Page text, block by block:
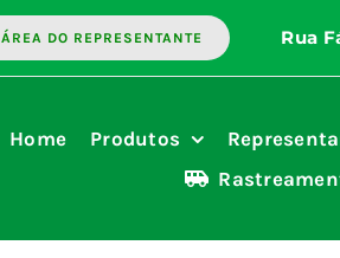
ÁREA DO REPRESENTANTE
Home Produtos